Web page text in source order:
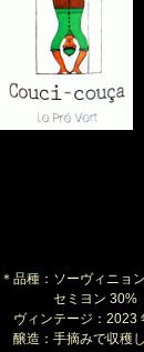
＊品種：ソーヴィニョ
セミヨン 30%
ヴィンテージ：2023
醸造：手摘みで収穫